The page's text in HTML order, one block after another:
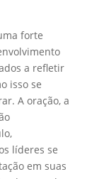
forte
a refletir
isso se
A oração, a
líderes se
em suas